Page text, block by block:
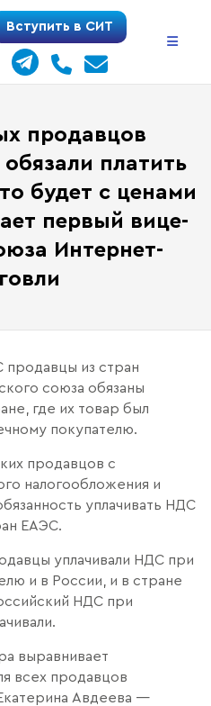
Вступить в СИТ
продавцов
платить
будет с ценами
первый вице-
Интернет-
продавцы из стран
союза обязаны
где их товар был
покупателю.
продавцов с
налогообложения и
уплачивать НДС
ЕАЭС.
уплачивали НДС при
и в России, и в стране
НДС при
выравнивает
всех продавцов
Авдеева —